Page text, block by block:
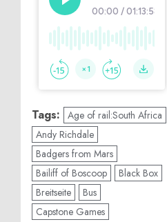
Tags: Age of rail:South Africa
Andy Richdale
Badgers from Mars
Bailiff of Boscoop
Black Box
Breitseite
Bus
Capstone Games